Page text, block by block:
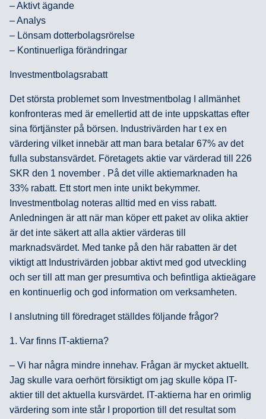
– Aktivt ägande
– Analys
– Lönsam dotterbolagsrörelse
– Kontinuerliga förändringar
Investmentbolagsrabatt
Det största problemet som Investmentbolag I allmänhet
konfronteras med är emellertid att de inte uppskattas efter
sina förtjänster på börsen. Industrivärden har t ex en
värdering vilket innebär att man bara betalar 67% av det
fulla substansvärdet. Företagets aktie var värderad till 226
SKR den 1 november . På det ville aktiemarknaden ha
33% rabatt. Ett stort men inte unikt bekymmer.
Investmentbolag noteras alltid med en viss rabatt.
Anledningen är att när man köper ett paket av olika aktier
är det inte säkert att alla aktier värderas till
marknadsvärdet. Med tanke på den här rabatten är det
viktigt att Industrivärden jobbar aktivt med god utveckling
och ser till att man ger presumtiva och befintliga aktieägare
en kontinuerlig och god information om verksamheten.
I anslutning till föredraget ställdes följande frågor?
1. Var finns IT-aktierna?
– Vi har några mindre innehav. Frågan är mycket aktuellt.
Jag skulle vara oerhört försiktigt om jag skulle köpa IT-
aktier till det aktuella kursvärdet. IT-aktierna har en orimlig
värdering som inte står I proportion till det resultat som